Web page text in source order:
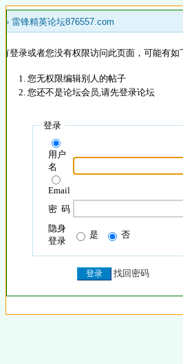
» 雷锋精英论坛876557.com
登录或者您没有权限访问此页面，可能有如
您无权限编辑别人的帖子
您还不是论坛会员,请先登录论坛
登录
用户
名
Email
密 码
隐身
登录
是 否
找回密码